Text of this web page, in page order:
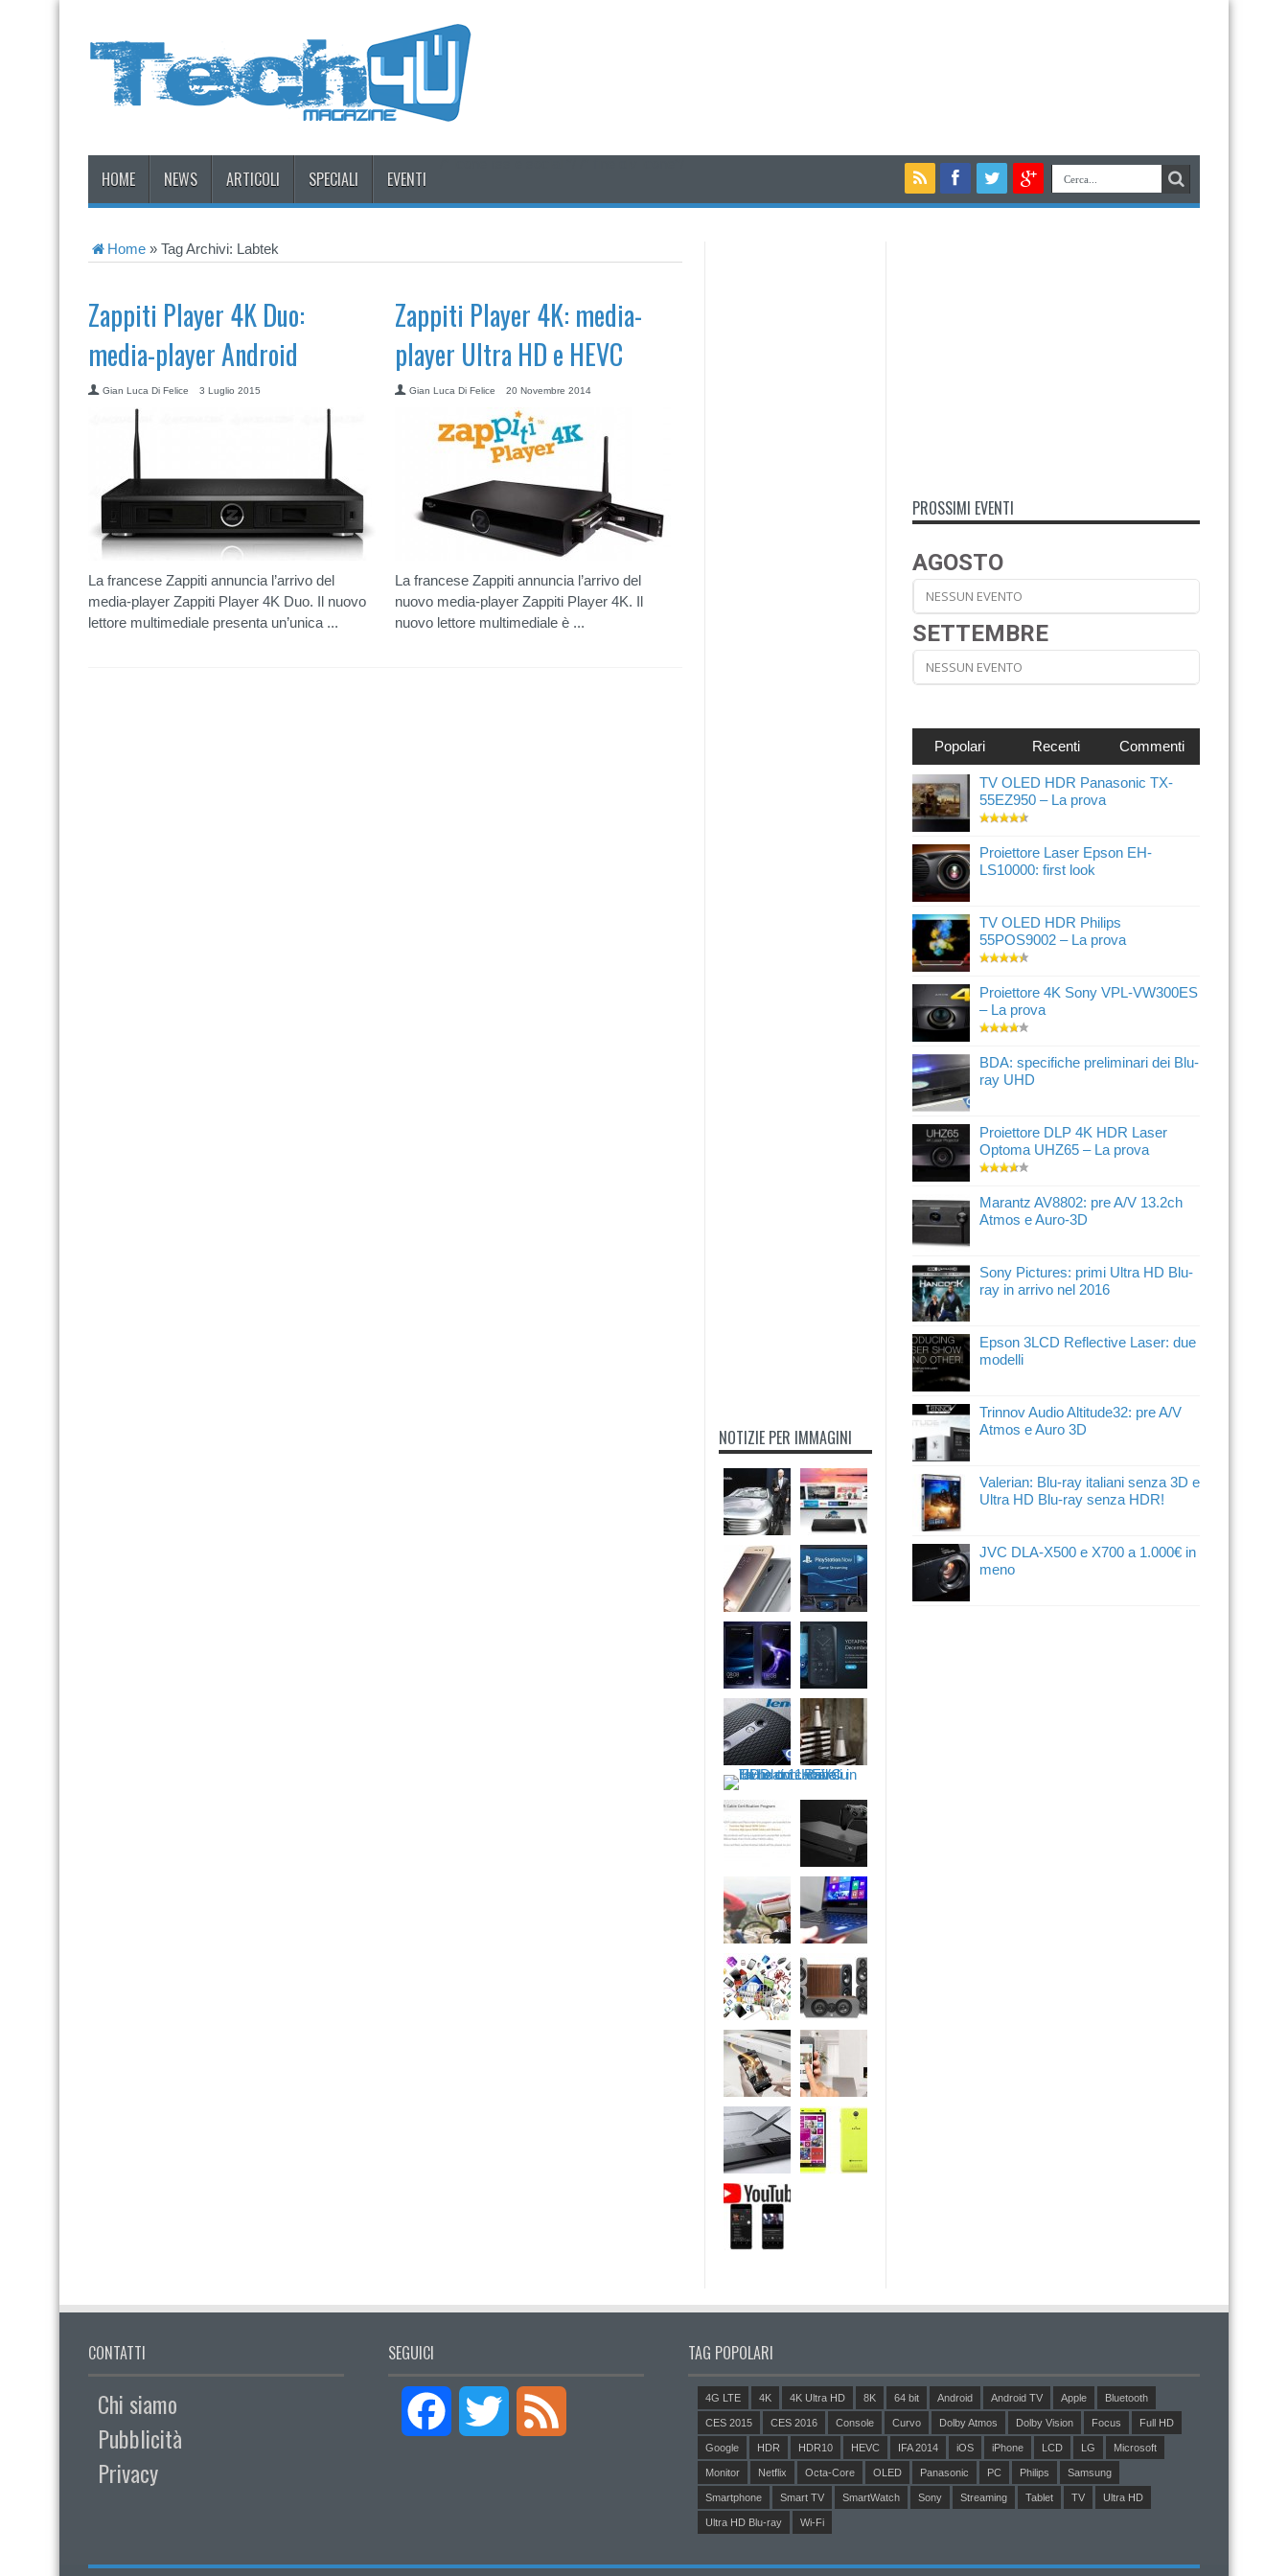
HOME NEWS ARTICOLI SPECIALI EVENTI
Home » Tag Archivi: Labtek
Zappiti Player 4K Duo:
media-player Android
Gian Luca Di Felice 3 Luglio 2015
La francese Zappiti annuncia l’arrivo del
media-player Zappiti Player 4K Duo. Il nuovo
lettore multimediale presenta un’unica ...
Zappiti Player 4K: media-
player Ultra HD e HEVC
Gian Luca Di Felice 20 Novembre 2014
La francese Zappiti annuncia l’arrivo del
nuovo media-player Zappiti Player 4K. Il
nuovo lettore multimediale è ...
NOTIZIE PER IMMAGINI
PROSSIMI EVENTI
AGOSTO
NESSUN EVENTO
SETTEMBRE
NESSUN EVENTO
Popolari Recenti Commenti
TV OLED HDR Panasonic TX-
55EZ950 – La prova
Proiettore Laser Epson EH-
LS10000: first look
TV OLED HDR Philips
55POS9002 – La prova
Proiettore 4K Sony VPL-VW300ES
– La prova
BDA: specifiche preliminari dei Blu-
ray UHD
Proiettore DLP 4K HDR Laser
Optoma UHZ65 – La prova
Marantz AV8802: pre A/V 13.2ch
Atmos e Auro-3D
Sony Pictures: primi Ultra HD Blu-
ray in arrivo nel 2016
Epson 3LCD Reflective Laser: due
modelli
Trinnov Audio Altitude32: pre A/V
Atmos e Auro 3D
Valerian: Blu-ray italiani senza 3D e
Ultra HD Blu-ray senza HDR!
JVC DLA-X500 e X700 a 1.000€ in
meno
CONTATTI
Chi siamo
Pubblicità
Privacy
SEGUICI
Facebook Twitter
TAG POPOLARI
4G LTE 4K 4K Ultra HD 8K 64 bit Android Android TV Apple Bluetooth
CES 2015 CES 2016 Console Curvo Dolby Atmos Dolby Vision Focus Full HD
Google HDR HDR10 HEVC IFA 2014 iOS iPhone LCD LG Microsoft
Monitor Netflix Octa-Core OLED Panasonic PC Philips Samsung
Smartphone Smart TV SmartWatch Sony Streaming Tablet TV Ultra HD
Ultra HD Blu-ray Wi-Fi